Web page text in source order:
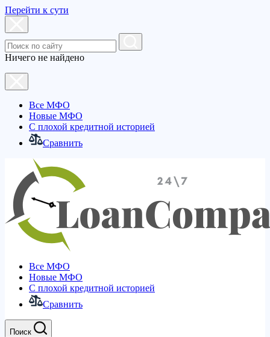
Перейти к сути
Ничего не найдено
Все МФО
Новые МФО
С плохой кредитной историей
Сравнить
Все МФО
Новые МФО
С плохой кредитной историей
Сравнить
Поиск